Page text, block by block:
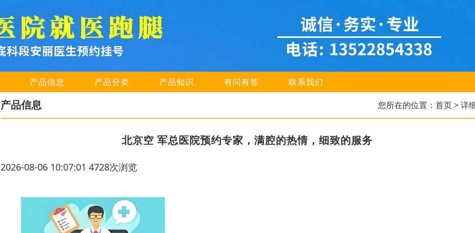
产品信息 产品分类 产品知识 有问有答 联系我们
产品信息 您所在的位置： 首页> 详
北京空 军总医院预约专家，满腔的热情，细致的服务
2026-08-06 10:07:01 4728次浏览